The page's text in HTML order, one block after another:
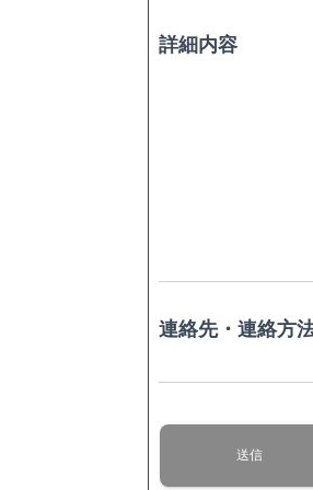
詳細内容
連絡先・連絡方